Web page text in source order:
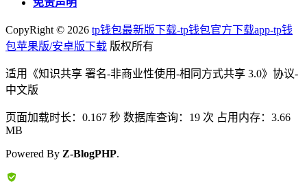
免责声明
CopyRight © 2026 tp钱包最新版下载-tp钱包官方下载app-tp钱
包苹果版/安卓版下载 版权所有
适用《知识共享 署名-非商业性使用-相同方式共享 3.0》协议-
中文版
页面加载时长：0.167 秒 数据库查询：19 次 占用内存：3.66
MB
Powered By Z-BlogPHP.